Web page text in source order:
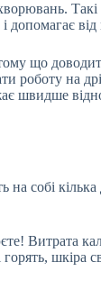
допомагає від
що
на
швидше
собі кілька
Витрата
шкіра